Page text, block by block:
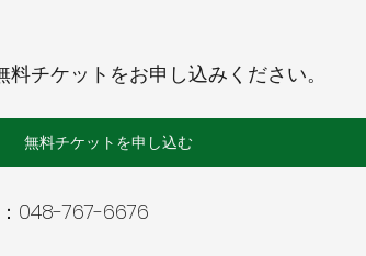
チケットをお申し込みください。
無料チケットを申し込む
048-767-6676